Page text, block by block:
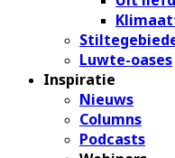
Luwte-oases
Inspiratie
Nieuws
Columns
Podcasts